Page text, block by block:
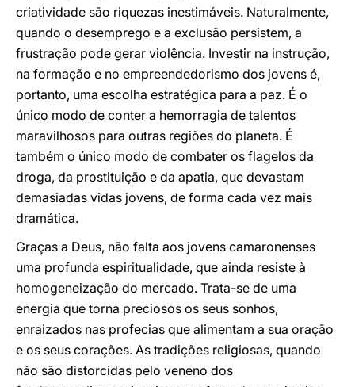
criatividade são riquezas inestimáveis. Naturalmente,
quando o desemprego e a exclusão persistem, a
frustração pode gerar violência. Investir na instrução,
na formação e no empreendedorismo dos jovens é,
portanto, uma escolha estratégica para a paz. É o
único modo de conter a hemorragia de talentos
maravilhosos para outras regiões do planeta. É
também o único modo de combater os flagelos da
droga, da prostituição e da apatia, que devastam
demasiadas vidas jovens, de forma cada vez mais
dramática.
Graças a Deus, não falta aos jovens camaronenses
uma profunda espiritualidade, que ainda resiste à
homogeneização do mercado. Trata-se de uma
energia que torna preciosos os seus sonhos,
enraizados nas profecias que alimentam a sua oração
e os seus corações. As tradições religiosas, quando
não são distorcidas pelo veneno dos